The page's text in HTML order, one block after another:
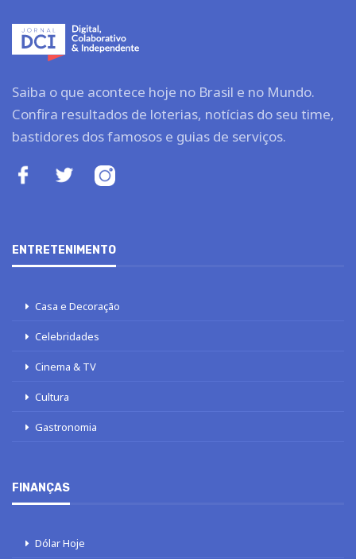
Saiba o que acontece hoje no Brasil e no Mundo.
Confira resultados de loterias, notícias do seu time,
bastidores dos famosos e guias de serviços.
ENTRETENIMENTO
Casa e Decoração
Celebridades
Cinema & TV
Cultura
Gastronomia
FINANÇAS
Dólar Hoje